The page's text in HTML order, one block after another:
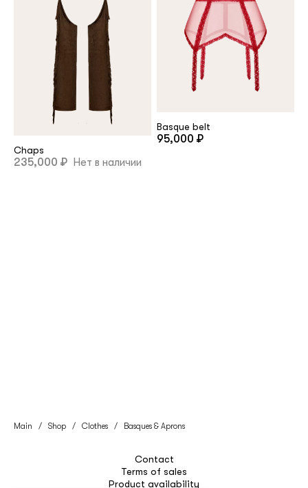
Main / Shop / Clothes / Basques & Aprons
Chaps
235,000 ₽ Нет в наличии
Basque belt
95,000 ₽
Contact
Terms of sales
Product availability